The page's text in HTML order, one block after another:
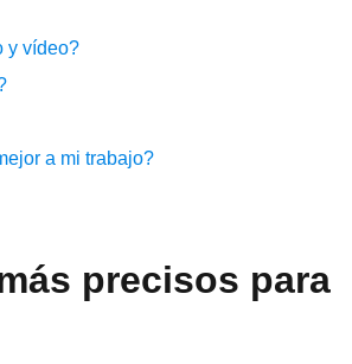
y vídeo?
a mi trabajo?
precisos para